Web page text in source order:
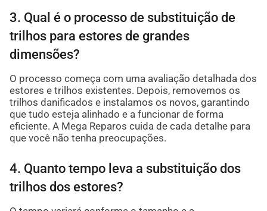
3. Qual é o processo de substituição de
trilhos para estores de grandes
dimensões?
O processo começa com uma avaliação detalhada dos
estores e trilhos existentes. Depois, removemos os
trilhos danificados e instalamos os novos, garantindo
que tudo esteja alinhado e a funcionar de forma
eficiente. A Mega Reparos cuida de cada detalhe para
que você não tenha preocupações.
4. Quanto tempo leva a substituição dos
trilhos dos estores?